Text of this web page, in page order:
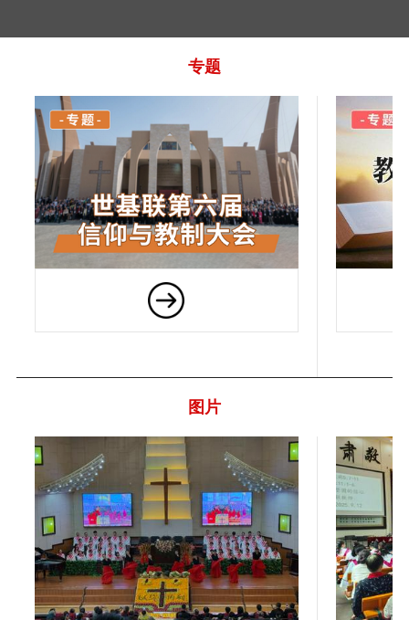
专题
图片